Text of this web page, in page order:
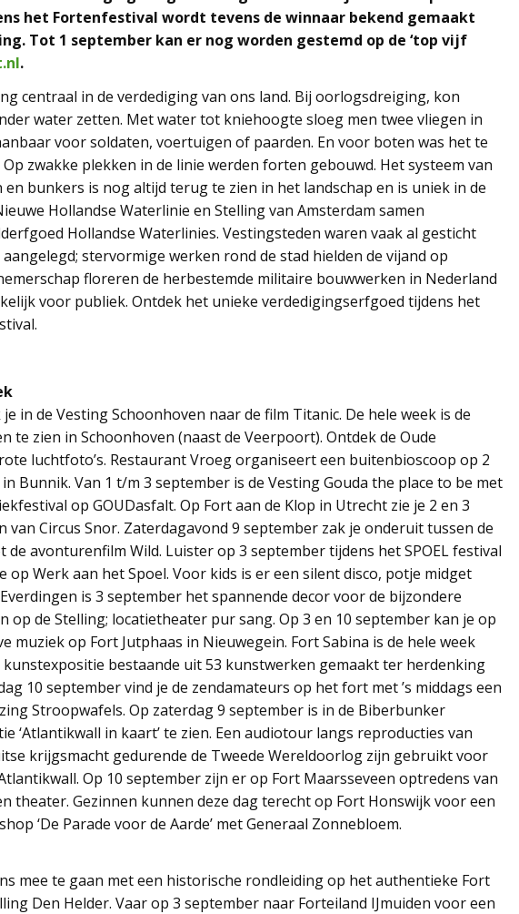
het Fortenfestival wordt tevens de winnaar bekend gemaakt
Tot 1 september kan er nog worden gestemd op de ‘top vijf
.
centraal in de verdediging van ons land. Bij oorlogsdreiging, kon
water zetten. Met water tot kniehoogte sloeg men twee vliegen in
voor soldaten, voertuigen of paarden. En voor boten was het te
zwakke plekken in de linie werden forten gebouwd. Het systeem van
bunkers is nog altijd terug te zien in het landschap en is uniek in de
Hollandse Waterlinie en Stelling van Amsterdam samen
Hollandse Waterlinies. Vestingsteden waren vaak al gesticht
stervormige werken rond de stad hielden de vijand op
floreren de herbestemde militaire bouwwerken in Nederland
voor publiek. Ontdek het unieke verdedigingserfgoed tijdens het
in de Vesting Schoonhoven naar de film Titanic. De hele week is de
te zien in Schoonhoven (naast de Veerpoort). Ontdek de Oude
luchtfoto’s. Restaurant Vroeg organiseert een buitenbioscoop op 2
Bunnik. Van 1 t/m 3 september is de Vesting Gouda the place to be met
op GOUDasfalt. Op Fort aan de Klop in Utrecht zie je 2 en 3
Circus Snor. Zaterdagavond 9 september zak je onderuit tussen de
avonturenfilm Wild. Luister op 3 september tijdens het SPOEL festival
op Werk aan het Spoel. Voor kids is er een silent disco, potje midget
is 3 september het spannende decor voor de bijzondere
op de Stelling; locatietheater pur sang. Op 3 en 10 september kan je op
muziek op Fort Jutphaas in Nieuwegein. Fort Sabina is de hele week
kunstexpositie bestaande uit 53 kunstwerken gemaakt ter herdenking
10 september vind je de zendamateurs op het fort met ’s middags een
Stroopwafels. Op zaterdag 9 september is in de Biberbunker
‘Atlantikwall in kaart’ te zien. Een audiotour langs reproducties van
krijgsmacht gedurende de Tweede Wereldoorlog zijn gebruikt voor
Op 10 september zijn er op Fort Maarsseveen optredens van
theater. Gezinnen kunnen deze dag terecht op Fort Honswijk voor een
‘De Parade voor de Aarde’ met Generaal Zonnebloem.
mee te gaan met een historische rondleiding op het authentieke Fort
Den Helder. Vaar op 3 september naar Forteiland IJmuiden voor een